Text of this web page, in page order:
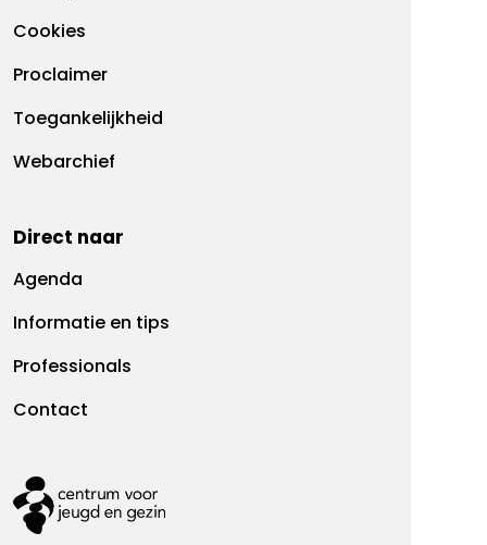
Cookies
Proclaimer
Toegankelijkheid
Webarchief
Direct naar
Agenda
Informatie en tips
Professionals
Contact